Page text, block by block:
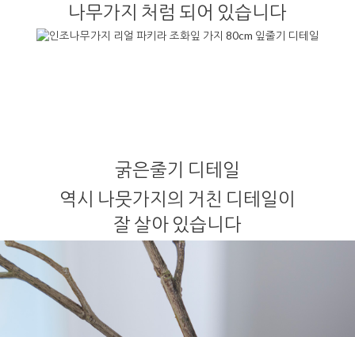
나무가지 처럼 되어 있습니다
굵은줄기 디테일
역시 나뭇가지의 거친 디테일이
잘 살아 있습니다